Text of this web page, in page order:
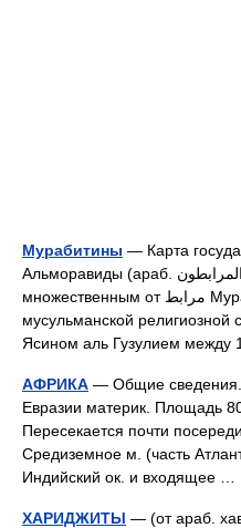
Мурабитины — Карта
Альморавиды (араб. المرابطون аль Мурабитин, что является
множественным от مرابط Мурабит) изначально название
мусульманской религиозной
Ясином аль Гузулием
АФРИКА — Общие сведения.
Евразии материк. Площадь
Пересекается почти
Средиземное м. (часть
Индийский ок. и входящее …
ХАРИДЖИТЫ — (от араб.